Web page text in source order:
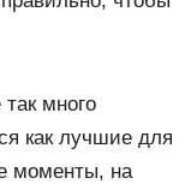
много
как лучшие для
моменты, на